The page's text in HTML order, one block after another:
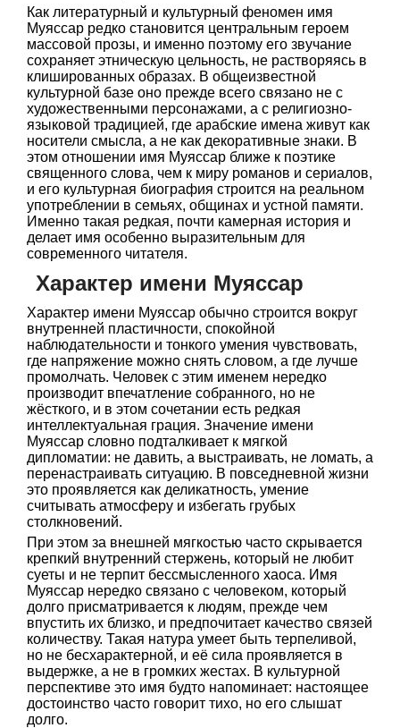
Как литературный и культурный феномен имя
Муяссар редко становится центральным героем
массовой прозы, и именно поэтому его звучание
сохраняет этническую цельность, не растворяясь в
клишированных образах. В общеизвестной
культурной базе оно прежде всего связано не с
художественными персонажами, а с религиозно-
языковой традицией, где арабские имена живут как
носители смысла, а не как декоративные знаки. В
этом отношении имя Муяссар ближе к поэтике
священного слова, чем к миру романов и сериалов,
и его культурная биография строится на реальном
употреблении в семьях, общинах и устной памяти.
Именно такая редкая, почти камерная история и
делает имя особенно выразительным для
современного читателя.
Характер имени Муяссар
Характер имени Муяссар обычно строится вокруг
внутренней пластичности, спокойной
наблюдательности и тонкого умения чувствовать,
где напряжение можно снять словом, а где лучше
промолчать. Человек с этим именем нередко
производит впечатление собранного, но не
жёсткого, и в этом сочетании есть редкая
интеллектуальная грация. Значение имени
Муяссар словно подталкивает к мягкой
дипломатии: не давить, а выстраивать, не ломать, а
перенастраивать ситуацию. В повседневной жизни
это проявляется как деликатность, умение
считывать атмосферу и избегать грубых
столкновений.
При этом за внешней мягкостью часто скрывается
крепкий внутренний стержень, который не любит
суеты и не терпит бессмысленного хаоса. Имя
Муяссар нередко связано с человеком, который
долго присматривается к людям, прежде чем
впустить их близко, и предпочитает качество связей
количеству. Такая натура умеет быть терпеливой,
но не бесхарактерной, и её сила проявляется в
выдержке, а не в громких жестах. В культурной
перспективе это имя будто напоминает: настоящее
достоинство часто говорит тихо, но его слышат
долго.